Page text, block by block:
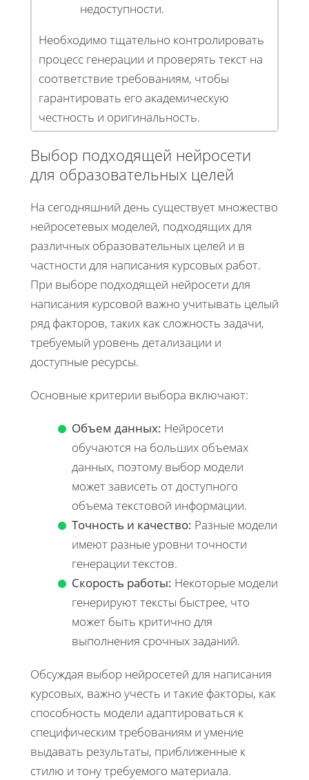
недоступности.
Необходимо тщательно контролировать
процесс генерации и проверять текст на
соответствие требованиям, чтобы
гарантировать его академическую
честность и оригинальность.
Выбор подходящей нейросети
для образовательных целей
На сегодняшний день существует множество
нейросетевых моделей, подходящих для
различных образовательных целей и в
частности для написания курсовых работ.
При выборе подходящей нейросети для
написания курсовой важно учитывать целый
ряд факторов, таких как сложность задачи,
требуемый уровень детализации и
доступные ресурсы.
Основные критерии выбора включают:
Объем данных: Нейросети
обучаются на больших объемах
данных, поэтому выбор модели
может зависеть от доступного
объема текстовой информации.
Точность и качество: Разные модели
имеют разные уровни точности
генерации текстов.
Скорость работы: Некоторые модели
генерируют тексты быстрее, что
может быть критично для
выполнения срочных заданий.
Обсуждая выбор нейросетей для написания
курсовых, важно учесть и такие факторы, как
способность модели адаптироваться к
специфическим требованиям и умение
выдавать результаты, приближенные к
стилю и тону требуемого материала.